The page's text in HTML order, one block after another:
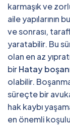
karmaşık ve
aile
ve sonrası,
yaratabilir. Bu
olan en az
birHatay
olabilir.
süreçte bir
hak kaybı
en önemli